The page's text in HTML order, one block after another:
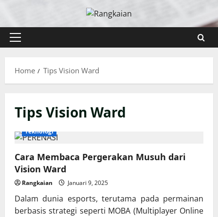
content
Primary
Home
Tips Vision Ward
Tips Vision Ward
Teknologi
Cara Membaca Pergerakan Musuh dari
Vision Ward
Rangkaian Januari 9, 2025
Dalam dunia esports, terutama pada permainan
berbasis strategi seperti MOBA (Multiplayer Online